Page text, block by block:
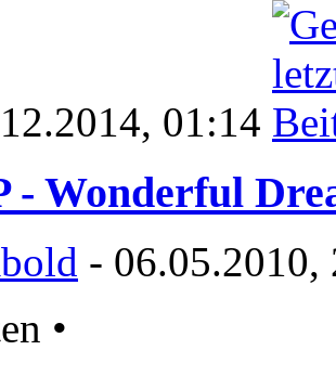
01:14
- Wonderful
- 06.05.2010,
•